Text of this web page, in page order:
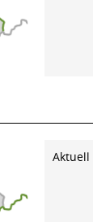
Aktuell